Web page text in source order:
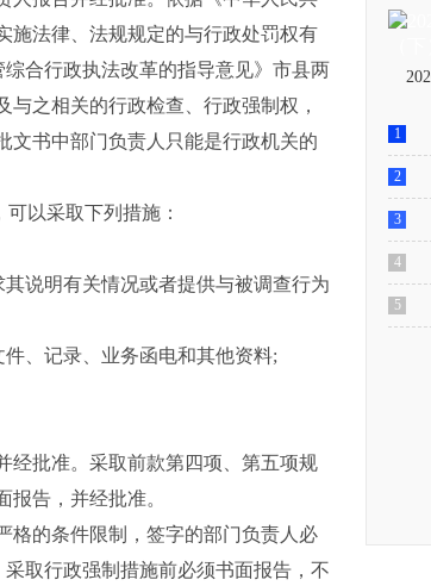
施法律、法规规定的与行政处罚权有
合行政执法改革的指导意见》市县两
之相关的行政检查、行政强制权，
文书中部门负责人只能是行政机关的
以采取下列措施：
说明有关情况或者提供与被调查行为
、记录、业务函电和其他资料;
批准。采取前款第四项、第五项规
告，并经批准。
的条件限制，签字的部门负责人必
取行政强制措施前必须书面报告，不
1
2
3
4
5